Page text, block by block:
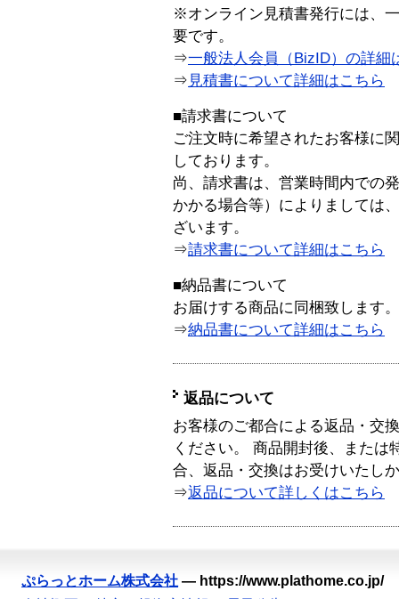
※オンライン見積書発行には、
要です。
⇒一般法人会員（BizID）の詳細
⇒ 見積書について詳細はこちら
■請求書について
ご注文時に希望されたお客様に
しております。
尚、請求書は、営業時間内での
かかる場合等）によりましては
ざいます。
⇒請求書について詳細はこちら
■納品書について
お届けする商品に同梱致します。
⇒納品書について詳細はこちら
返品について
お客様のご都合による返品・交
ください。 商品開封後、または
合、返品・交換はお受けいたし
⇒返品について詳しくはこちら
ぷらっとホーム株式会社 — https://www.plathome.co.jp/